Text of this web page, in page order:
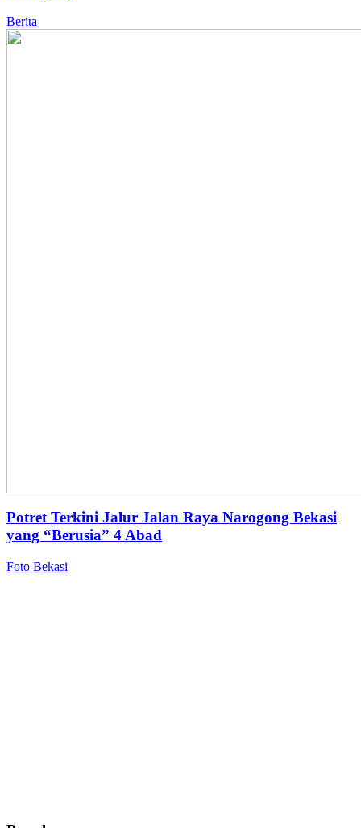
Berita
Potret Terkini Jalur Jalan Raya Narogong Bekasi
yang “Berusia” 4 Abad
Foto Bekasi